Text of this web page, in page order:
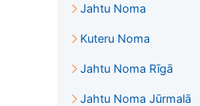
Jahtu Noma
Kuteru Noma
Jahtu Noma Rīgā
Jahtu Noma Jūrmalā